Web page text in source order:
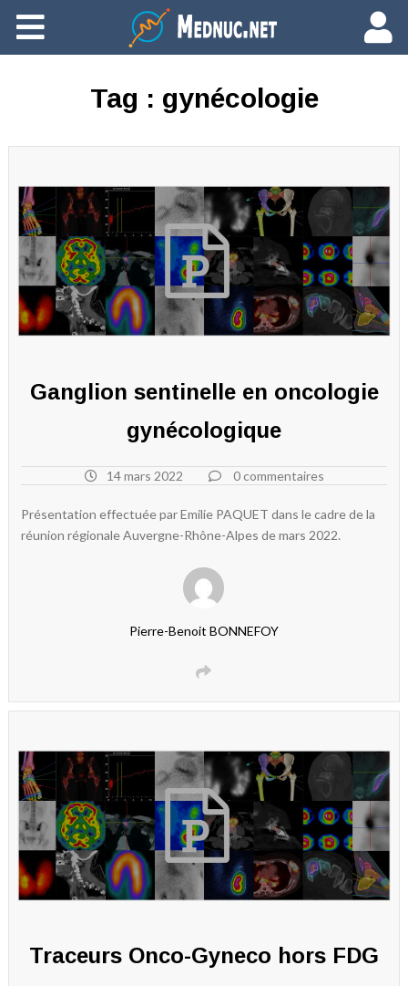
Ajouter du contenu
Tag : gynécologie
Ganglion sentinelle en oncologie
gynécologique
14 mars 2022 0 commentaires
Présentation effectuée par Emilie PAQUET dans le cadre de la
réunion régionale Auvergne-Rhône-Alpes de mars 2022.
Pierre-Benoit BONNEFOY
Traceurs Onco-Gyneco hors FDG